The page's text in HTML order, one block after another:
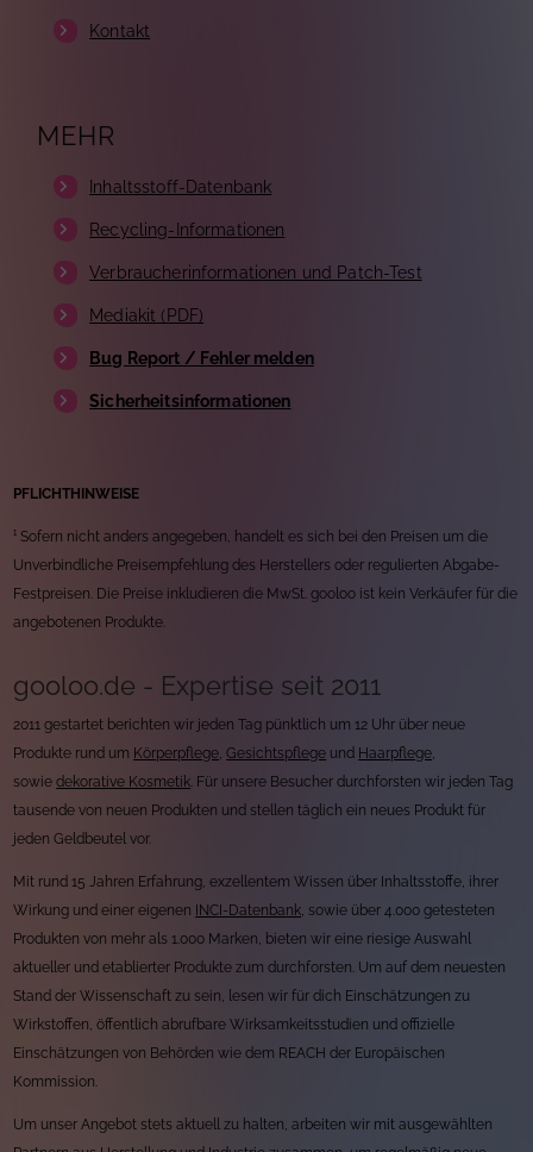
Kontakt
MEHR
Inhaltsstoff-Datenbank
Recycling-Informationen
Verbraucherinformationen und Patch-Test
Mediakit (PDF)
Bug Report / Fehler melden
Sicherheitsinformationen
PFLICHTHINWEISE
¹ Sofern nicht anders angegeben, handelt es sich bei den Preisen um die
Unverbindliche Preisempfehlung des Herstellers oder regulierten Abgabe-
Festpreisen. Die Preise inkludieren die MwSt. gooloo ist kein Verkäufer für die
angebotenen Produkte.
gooloo.de - Expertise seit 2011
2011 gestartet berichten wir jeden Tag pünktlich um 12 Uhr über neue
Produkte rund um Körperpflege ,Gesichtspflege und Haarpflege
sowiedekorative Kosmetik . Für unsere Besucher durchforsten wir jeden Tag
tausende von neuen Produkten und stellen täglich ein neues Produkt für
jeden Geldbeutel vor.
Mit rund 15 Jahren Erfahrung, exzellentem Wissen über Inhaltsstoffe, ihrer
Wirkung und einer eigenen INCI-Datenbank , sowie über 4.000 getesteten
Produkten von mehr als 1.000 Marken, bieten wir eine riesige Auswahl
aktueller und etablierter Produkte zum durchforsten. Um auf dem neuesten
Stand der Wissenschaft zu sein, lesen wir für dich Einschätzungen zu
Wirkstoffen, öffentlich abrufbare Wirksamkeitsstudien und offizielle
Einschätzungen von Behörden wie dem REACH der Europäischen
Kommission.
Um unser Angebot stets aktuell zu halten, arbeiten wir mit ausgewählten